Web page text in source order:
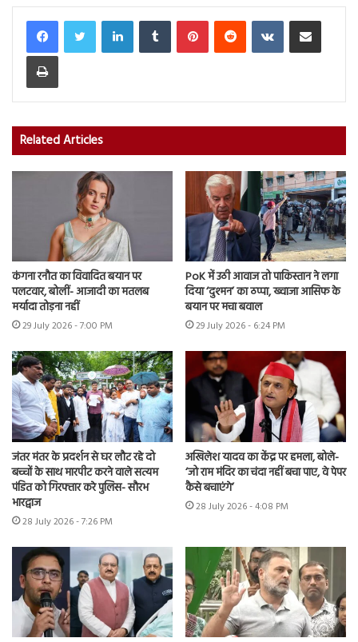
LinkedInTumblr PinterestReddit VKontakteShare via Email
Print
Related Articles
कंगना रनौत का विवादित बयान पर
पलटवार, बोलीं- आजादी का मतलब
मर्यादा तोड़ना नहीं
29 July 2026 - 7:00 PM
PoK में उठी आवाज तो पाकिस्तान ने लगा
दिया ‘दुश्मन’ का ठप्पा, ख्वाजा आसिफ के
बयान पर मचा बवाल
29 July 2026 - 6:24 PM
जंतर मंतर के प्रदर्शन से घर लौट रहे दो
बच्चों के साथ मारपीट करने वाले सत्यम
पंडित को गिरफ्तार करे पुलिस- सौरभ
भारद्वाज
28 July 2026 - 7:26 PM
अखिलेश यादव का केंद्र पर हमला, बोले-
‘जो राम मंदिर का चंदा नहीं बचा पाए, वे पेपर
कैसे बचाएंगे’
28 July 2026 - 4:08 PM